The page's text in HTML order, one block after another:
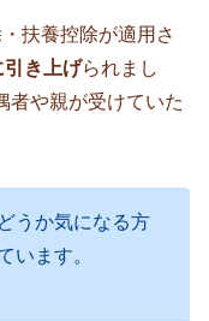
扶養控除が適用さ
引き上げられまし
者や親が受けていた
うか気になる方
います。